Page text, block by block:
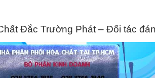
Đắc Trường Phát – Đối tác